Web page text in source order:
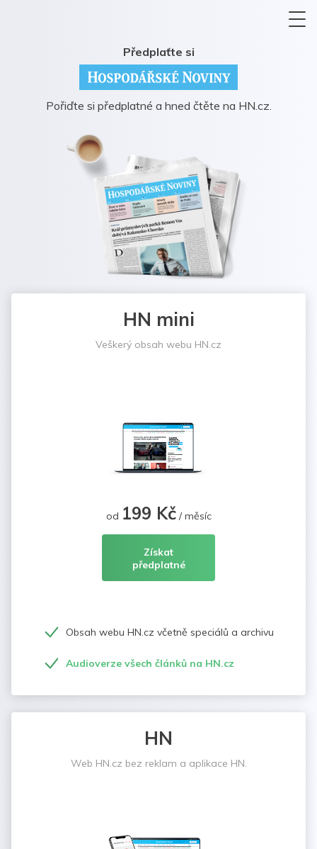
Předplaťte si
Pořiďte si předplatné a hned čtěte na HN.cz.
HN mini
Veškerý obsah webu HN.cz
od 199 Kč/ měsíc
Získat
předplatné
Obsah webu HN.cz včetně speciálů a archivu
Audioverze všech článků na HN.cz
HN
Web HN.cz bez reklam a aplikace HN.